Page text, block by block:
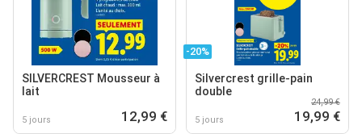
SILVERCREST Mousseur à
lait
5 jours 12,99 €
-20%
Silvercrest grille-pain
double
5 jours
24,99 €
19,99 €